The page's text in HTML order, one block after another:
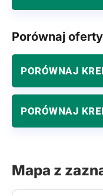
Porównaj
PORÓWNAJ
PORÓWNAJ
Mapa z